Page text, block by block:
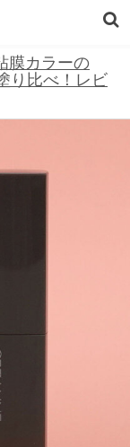
膜カラーの
り比べ！レビ